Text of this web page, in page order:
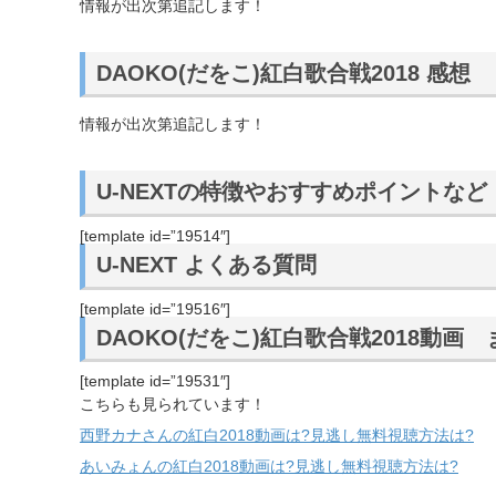
情報が出次第追記します！
DAOKO(だをこ)紅白歌合戦2018 感想
情報が出次第追記します！
U-NEXTの特徴やおすすめポイントなど
[template id=”19514″]
U-NEXT よくある質問
[template id=”19516″]
DAOKO(だをこ)紅白歌合戦2018動画
[template id=”19531″]
こちらも見られています！
西野カナさんの紅白2018動画は?見逃し無料視聴方法は?
あいみょんの紅白2018動画は?見逃し無料視聴方法は?